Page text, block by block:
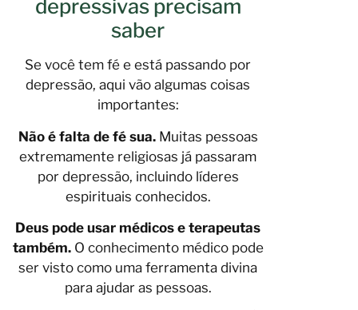
depressivas precisam
saber
Se você tem fé e está passando por
depressão, aqui vão algumas coisas
importantes:
Não é falta de fé sua.Muitas pessoas
extremamente religiosas já passaram
por depressão, incluindo líderes
espirituais conhecidos.
Deus pode usar médicos e terapeutas
também.O conhecimento médico pode
ser visto como uma ferramenta divina
para ajudar as pessoas.